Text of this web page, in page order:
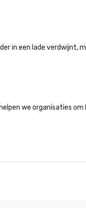
in een lade verdwijnt,
we organisaties